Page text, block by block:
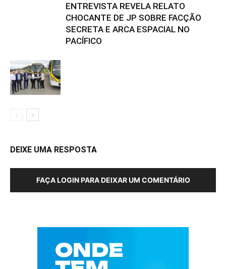
ENTREVISTA REVELA RELATO
CHOCANTE DE JP SOBRE FACÇÃO
SECRETA E ARCA ESPACIAL NO
PACÍFICO
DEIXE UMA RESPOSTA
FAÇA LOGIN PARA DEIXAR UM COMENTÁRIO